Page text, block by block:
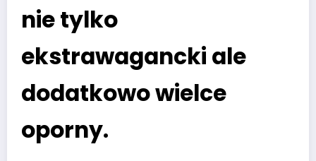
nie tylko
ekstrawagancki ale
dodatkowo wielce
oporny.